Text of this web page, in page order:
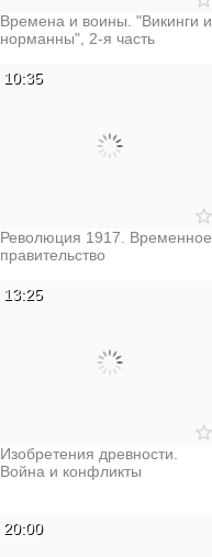
Времена и воины. "Викинги и
норманны", 2-я часть
Революция 1917. Временное
правительство
10:35
Изобретения древности.
Война и конфликты
13:25
20:00